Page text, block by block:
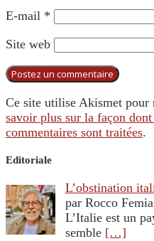
E-mail *
Site web
Ce site utilise Akismet pour
savoir plus sur la façon
commentaires sont traitées.
Editoriale
L’obstination
par Rocco Femia
L’Italie est un
semble […]